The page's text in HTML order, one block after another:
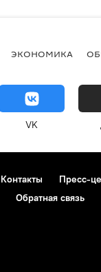
ЭКОНОМИКА
VK
Контакты Пресс-
Обратная связь